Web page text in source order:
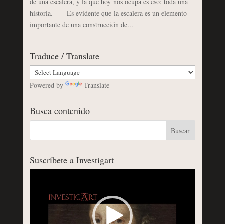
historia. Es evidente que la escalera es un elemento
importante de una construcción de...
Traduce / Translate
Powered by Translate
Busca contenido
Suscríbete a Investigart